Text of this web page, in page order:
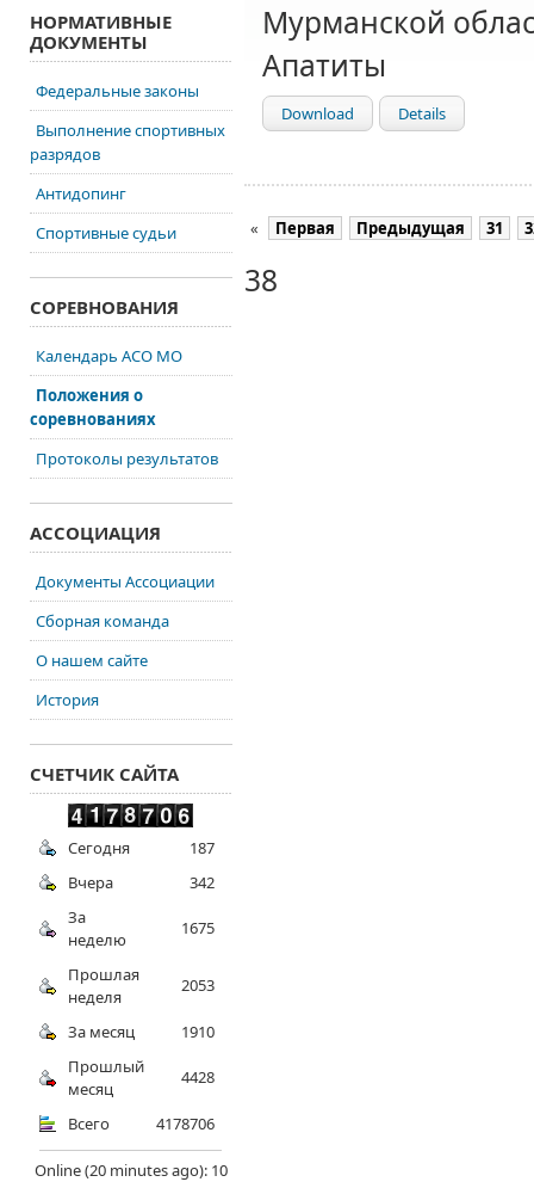
Мурманской
Апатиты
Download Details
« Первая Предыдущая 31
38
НОРМАТИВНЫЕ
ДОКУМЕНТЫ
Федеральные законы
Выполнение спортивных
разрядов
Антидопинг
Спортивные судьи
СОРЕВНОВАНИЯ
Календарь АСО МО
Положения о
соревнованиях
Протоколы результатов
АССОЦИАЦИЯ
Документы Ассоциации
Сборная команда
О нашем сайте
История
СЧЕТЧИК САЙТА
Сегодня
187
Вчера
342
За
неделю
1675
Прошлая
неделя
2053
За месяц
1910
Прошлый
месяц
4428
Всего 4178706
Online (20 minutes ago): 10